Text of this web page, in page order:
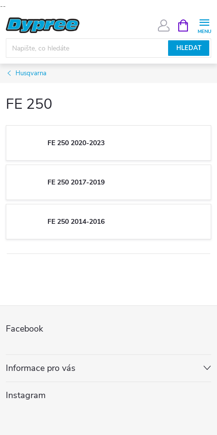
--
Přejít
na
obsah
HLEDAT
NÁKUPNÍ
KOŠÍK
Husqvarna
FE 250
FE 250 2020-2023
FE 250 2017-2019
FE 250 2014-2016
p
a
Facebook
Informace pro vás
Instagram